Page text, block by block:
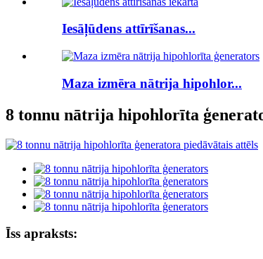
Iesāļūdens attīrīšanas...
Maza izmēra nātrija hipohlor...
8 tonnu nātrija hipohlorīta
Īss apraksts: